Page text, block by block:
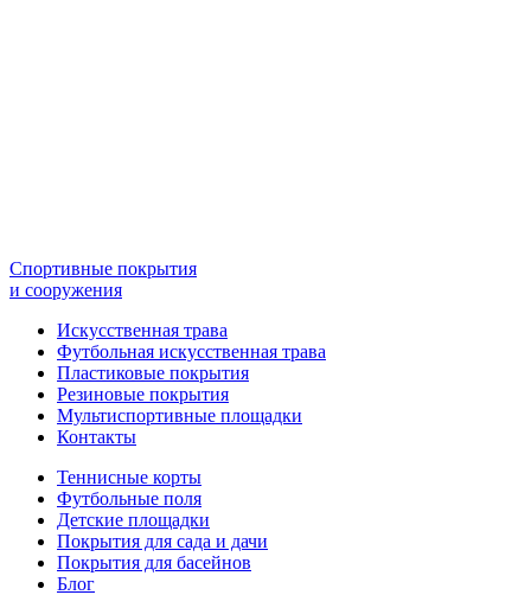
Спортивные покрытия
и сооружения
Искусственная трава
Футбольная искусственная трава
Пластиковые покрытия
Резиновые покрытия
Мультиспортивные площадки
Контакты
Теннисные корты
Футбольные поля
Детские площадки
Покрытия для сада и дачи
Покрытия для басейнов
Блог